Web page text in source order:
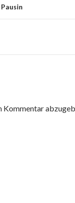
Kommentar